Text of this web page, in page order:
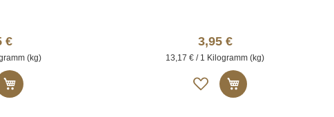
€
(kg)
In den Warenkorb
3,95 €
13,17 € / 1 Kilogramm (kg)
Auf
die
In den